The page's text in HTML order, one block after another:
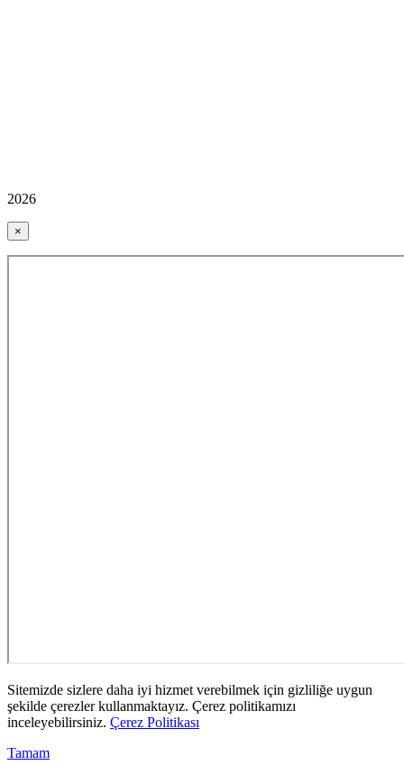
2026
×
Sitemizde sizlere daha iyi hizmet verebilmek için gizliliğe uygun
şekilde çerezler kullanmaktayız. Çerez politikamızı
inceleyebilirsiniz. Çerez Politikası
Tamam